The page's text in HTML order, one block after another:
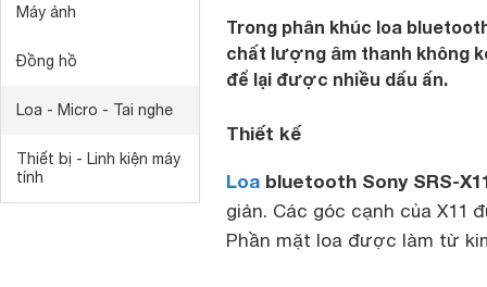
Máy ảnh
Đồng hồ
Loa - Micro - Tai nghe
Thiết bị - Linh kiện máy
tính
Trong phân khúc loa
chất lượng âm thanh không
để lại được nhiều dấu ấn.
Thiết kế
Loa bluetooth Sony SRS-
giản. Các góc cạnh của X11
Phần mặt loa được làm từ